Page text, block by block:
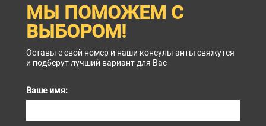
МЫ ПОМОЖЕМ С
ВЫБОРОМ!
Оставьте свой номер и наши консультанты свяжутся
и подберут лучший вариант для Вас
Ваше имя: